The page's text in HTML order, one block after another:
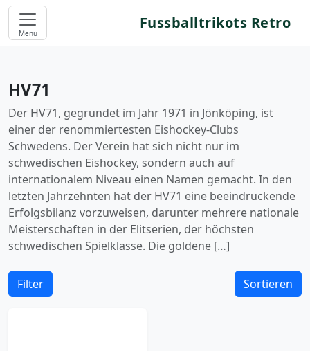
Menu
Fussballtrikots Retro
HV71
Der HV71, gegründet im Jahr 1971 in Jönköping, ist
einer der renommiertesten Eishockey-Clubs
Schwedens. Der Verein hat sich nicht nur im
schwedischen Eishockey, sondern auch auf
internationalem Niveau einen Namen gemacht. In den
letzten Jahrzehnten hat der HV71 eine beeindruckende
Erfolgsbilanz vorzuweisen, darunter mehrere nationale
Meisterschaften in der Elitserien, der höchsten
schwedischen Spielklasse. Die goldene […]
Filter Sortieren